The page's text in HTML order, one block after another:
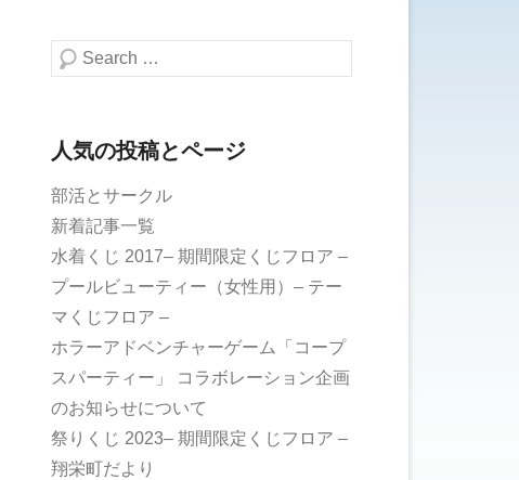
検索する
人気の投稿とページ
部活とサークル
新着記事一覧
水着くじ 2017– 期間限定くじフロア –
プールビューティー（女性用）– テー
マくじフロア –
ホラーアドベンチャーゲーム「コープ
スパーティー」 コラボレーション企画
のお知らせについて
祭りくじ 2023– 期間限定くじフロア –
翔栄町だより